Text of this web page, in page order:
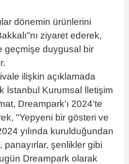
dönemin ürünlerini
ziyaret ederek,
geçmişe duygusal bir
ilişkin açıklamada
İstanbul Kurumsal İletişim
Dreampark'ı 2024'te
"Yepyeni bir gösteri ve
yılında kurulduğundan
panayırlar, şenlikler gibi
Dreampark olarak